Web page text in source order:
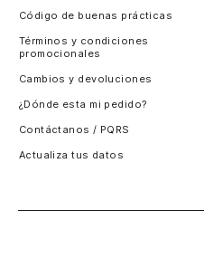
Código de buenas prácticas
Términos y condiciones
promocionales
Cambios y devoluciones
¿Dónde esta mi pedido?
Contáctanos / PQRS
Actualiza tus datos